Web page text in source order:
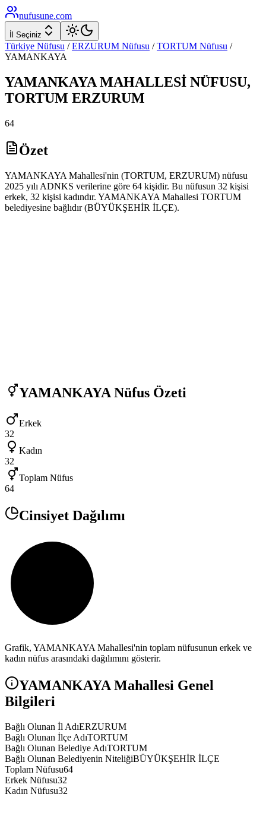
nufusune.com
İl Seçiniz
Türkiye Nüfusu / ERZURUM Nüfusu / TORTUM Nüfusu /
YAMANKAYA
YAMANKAYA MAHALLESİ NÜFUSU,
TORTUM ERZURUM
64
Özet
YAMANKAYA Mahallesi'nin (TORTUM, ERZURUM) nüfusu
2025 yılı ADNKS verilerine göre 64 kişidir. Bu nüfusun 32 kişisi
erkek, 32 kişisi kadındır. YAMANKAYA Mahallesi TORTUM
belediyesine bağlıdır (BÜYÜKŞEHİR İLÇE).
YAMANKAYA Nüfus Özeti
Erkek
32
Kadın
32
Toplam Nüfus
64
Cinsiyet Dağılımı
Grafik, YAMANKAYA Mahallesi'nin toplam nüfusunun erkek ve
kadın nüfus arasındaki dağılımını gösterir.
YAMANKAYA Mahallesi Genel
Bilgileri
Bağlı Olunan İl AdıERZURUM
Bağlı Olunan İlçe AdıTORTUM
Bağlı Olunan Belediye AdıTORTUM
Bağlı Olunan Belediyenin NiteliğiBÜYÜKŞEHİR İLÇE
Toplam Nüfusu64
Erkek Nüfusu32
Kadın Nüfusu32